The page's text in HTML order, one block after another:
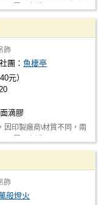
飾
社團：魚棲亭
元）
滴膠
因印製廠商\材質不同，兩
飾
般燈火